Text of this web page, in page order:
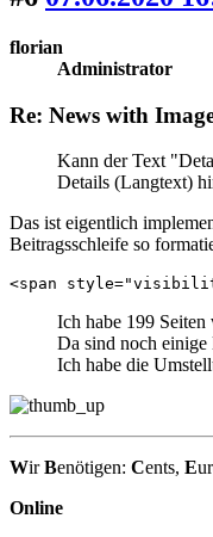
florian
Administrator
Re: News with
Kann der Text
Details (Langtext)
Das ist eigentlich
Beitragsschleife so
<span
Ich habe 199
Da sind noch einige
Ich habe die
WirBenötigen: Cents, E
Online